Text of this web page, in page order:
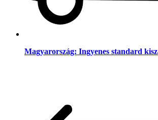
Magyarország: Ingyenes standard